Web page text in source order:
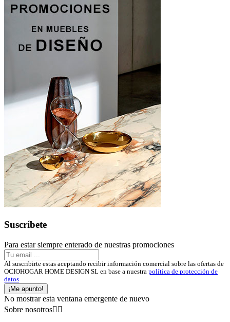
Suscríbete
Para estar siempre enterado de nuestras promociones
Al suscribirte estas aceptando recibir información comercial sobre las ofertas de
OCIOHOGAR HOME DESIGN SL en base a nuestra política de protección de
datos
¡Me apunto!
No mostrar esta ventana emergente de nuevo
Sobre nosotros 